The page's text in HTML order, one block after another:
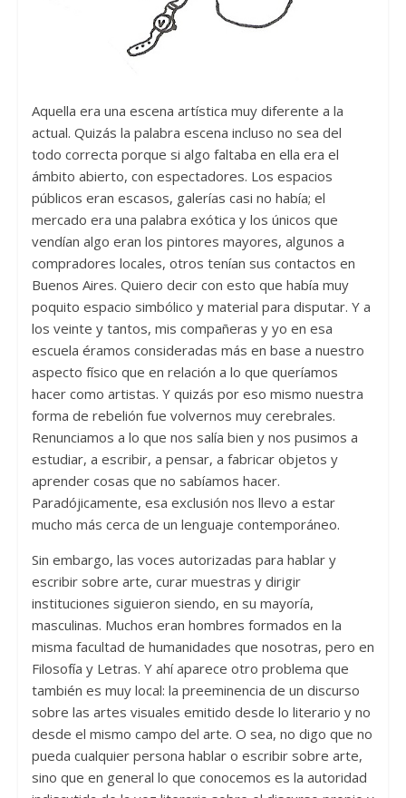
Aquella era una escena artística muy diferente a la
actual. Quizás la palabra escena incluso no sea del
todo correcta porque si algo faltaba en ella era el
ámbito abierto, con espectadores. Los espacios
públicos eran escasos, galerías casi no había; el
mercado era una palabra exótica y los únicos que
vendían algo eran los pintores mayores, algunos a
compradores locales, otros tenían sus contactos en
Buenos Aires. Quiero decir con esto que había muy
poquito espacio simbólico y material para disputar. Y a
los veinte y tantos, mis compañeras y yo en esa
escuela éramos consideradas más en base a nuestro
aspecto físico que en relación a lo que queríamos
hacer como artistas. Y quizás por eso mismo nuestra
forma de rebelión fue volvernos muy cerebrales.
Renunciamos a lo que nos salía bien y nos pusimos a
estudiar, a escribir, a pensar, a fabricar objetos y
aprender cosas que no sabíamos hacer.
Paradójicamente, esa exclusión nos llevo a estar
mucho más cerca de un lenguaje contemporáneo.
Sin embargo, las voces autorizadas para hablar y
escribir sobre arte, curar muestras y dirigir
instituciones siguieron siendo, en su mayoría,
masculinas. Muchos eran hombres formados en la
misma facultad de humanidades que nosotras, pero en
Filosofía y Letras. Y ahí aparece otro problema que
también es muy local: la preeminencia de un discurso
sobre las artes visuales emitido desde lo literario y no
desde el mismo campo del arte. O sea, no digo que no
pueda cualquier persona hablar o escribir sobre arte,
sino que en general lo que conocemos es la autoridad